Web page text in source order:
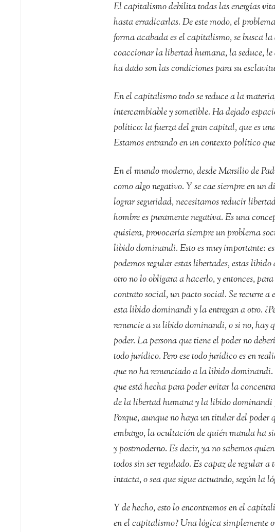
El capitalismo debilita todas las energías
hasta erradicarlas. De este modo, el
forma acabada es el capitalismo, se busca
coaccionar la libertad humana, la seduce,
ha dado son las condiciones para su
En el capitalismo todo se reduce a la
intercambiable y sometible. Ha dejado
político: la fuerza del gran capital, que es
Estamos entrando en un contexto político
En el mundo moderno, desde Marsilio de
como algo negativo. Y se cae siempre en un
lograr seguridad, necesitamos reducir
hombre es puramente negativa. Es una
quisiera, provocaría siempre un problema
libido dominandi. Esto es muy importante:
podemos regular estas libertades, estas
otro no lo obligara a hacerlo, y entonces,
contrato social, un pacto social. Se recurre
esta libido dominandi y la entregan a otro.
renuncie a su libido dominandi, o si no, hay
poder. La persona que tiene el poder no
todo jurídico. Pero ese todo jurídico es en
que no ha renunciado a la libido dominandi.
que está hecha para poder evitar la
de la libertad humana y la libido
Porque, aunque no haya un titular del poder
embargo, la ocultación de quién manda ha
y postmoderno. Es decir, ya no sabemos
todos sin ser regulado. Es capaz de regular
intacta, o sea que sigue actuando, según
Y de hecho, esto lo encontramos en el
en el capitalismo? Una lógica simplemente